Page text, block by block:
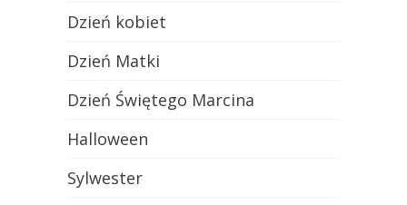
Dzień kobiet
Dzień Matki
Dzień Świętego Marcina
Halloween
Sylwester